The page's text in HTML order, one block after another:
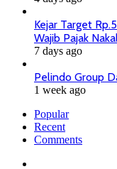
Kejar Target
Wajib Pajak
7 days ago
Pelindo Group
1 week ago
Popular
Recent
Comments